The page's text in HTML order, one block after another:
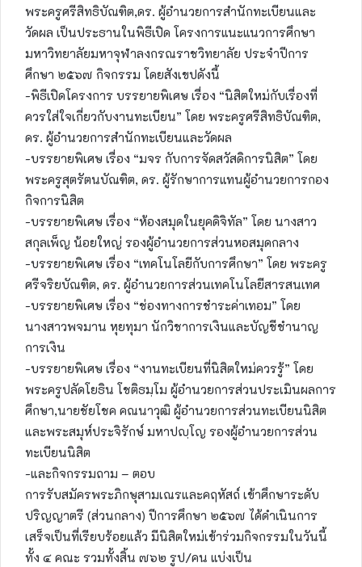
พระครูศรีสิทธิบัณฑิต,ดร. ผู้อำนวยการสำนักทะเบียนและ
วัดผล เป็นประธานในพิธีเปิด โครงการแนะแนวการศึกษา
มหาวิทยาลัยมหาจุฬาลงกรณราชวิทยาลัย ประจำปีการ
ศึกษา ๒๕๖๗ กิจกรรม โดยสังเขปดังนี้
-พิธีเปิดโครงการ บรรยายพิเศษ เรื่อง “นิสิตใหม่กับเรื่องที่
ควรใส่ใจเกี่ยวกับงานทะเบียน” โดย พระครูศรีสิทธิบัณฑิต,
ดร. ผู้อำนวยการสำนักทะเบียนและวัดผล
-บรรยายพิเศษ เรื่อง “มจร กับการจัดสวัสดิการนิสิต” โดย
พระครูสุตรัตนบัณฑิต, ดร. ผู้รักษาการแทนผู้อำนวยการกอง
กิจการนิสิต
-บรรยายพิเศษ เรื่อง “ห้องสมุดในยุคดิจิทัล” โดย นางสาว
สกุลเพ็ญ น้อยใหญ่ รองผู้อำนวยการส่วนหอสมุดกลาง
-บรรยายพิเศษ เรื่อง “เทคโนโลยีกับการศึกษา” โดย พระครู
ศรีจริยบัณฑิต, ดร. ผู้อำนวยการส่วนเทคโนโลยีสารสนเทศ
-บรรยายพิเศษ เรื่อง “ช่องทางการชำระค่าเทอม” โดย
นางสาวพจมาน หุยทุมา นักวิชาการเงินและบัญชีชำนาญ
การเงิน
-บรรยายพิเศษ เรื่อง “งานทะเบียนที่นิสิตใหม่ควรรู้” โดย
พระครูปลัดโยธิน โชติธมฺโม ผู้อำนวยการส่วนประเมินผลการ
ศึกษา,นายชัยโชค คณนาวุฒิ ผู้อำนวยการส่วนทะเบียนนิสิต
และพระสมุห์ประจิรักษ์ มหาปญฺโญ รองผู้อำนวยการส่วน
ทะเบียนนิสิต
-และกิจกรรมถาม – ตอบ
การรับสมัครพระภิกษุสามเณรและคฤหัสถ์ เข้าศึกษาระดับ
ปริญญาตรี (ส่วนกลาง) ปีการศึกษา ๒๕๖๗ ได้ดำเนินการ
เสร็จเป็นที่เรียบร้อยแล้ว มีนิสิตใหม่เข้าร่วมกิจกรรมในวันนี้
ทั้ง ๔ คณะ รวมทั้งสิ้น ๗๖๒ รูป/คน แบ่งเป็น